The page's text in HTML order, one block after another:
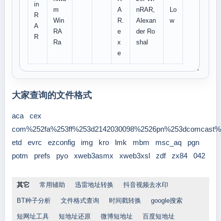
in
R
A
R
m
Win
RA
Ra
A
R.
e
x
e
nRAR,
Alexan
der Ro
shal
Lo
w
大家查询的文件格式
aca
cex
etd
evrc ezconfig img kro lmk mbm msc_aq
pgn
potm
prefs pyo xweb3asmx xweb3xsl zdf zx84 042
其它 常用辅助 迅雷地址转换 抖音视频去水印
BT种子分析 文件格式查询 时间戳转换 google搜索
短网址工具 短地址还原 微博短地址 百度短地址